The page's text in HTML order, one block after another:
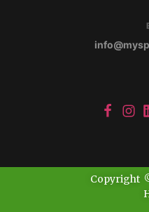
Copyright